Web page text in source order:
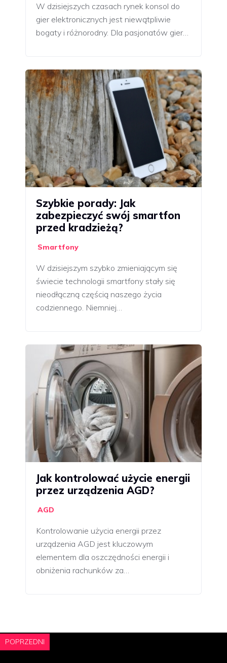
W dzisiejszych czasach rynek konsol do
gier elektronicznych jest niewątpliwie
bogaty i różnorodny. Dla pasjonatów gier…
Szybkie porady: Jak
zabezpieczyć swój smartfon
przed kradzieżą?
Smartfony
W dzisiejszym szybko zmieniającym się
świecie technologii smartfony stały się
nieodłączną częścią naszego życia
codziennego. Niemniej…
Jak kontrolować użycie energii
przez urządzenia AGD?
AGD
Kontrolowanie użycia energii przez
urządzenia AGD jest kluczowym
elementem dla oszczędności energii i
obniżenia rachunków za…
POPRZEDNI